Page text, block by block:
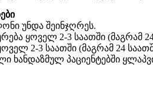
უნდა შეინჯღრეს.
ყოველ 2-3 საათში (მაგრამ
2-3 საათში (მაგრამ 24
ხანდაზმულ პაციენტებში